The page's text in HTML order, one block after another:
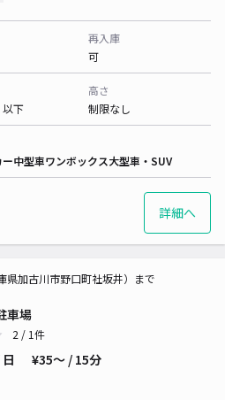
再入庫
可
下
高さ
制限なし
中型車ワンボックス大型車・SUV
詳細へ
車場
県加古川市野口町社坂井）まで
2 / 1件
¥35〜 / 15分